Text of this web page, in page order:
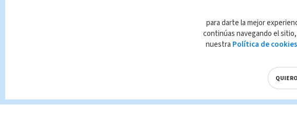
La lista de espera que se trabajó era desde
Juan de Dios, Calderón Guardia y
más rezagados, ya que lograron abarcar
Sin embargo, para la entidad este es un
atender la lista de 5 años.
para darte la mejor
continúas navegando el
nuestra Política de cookies